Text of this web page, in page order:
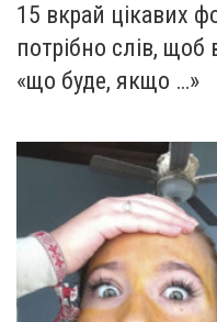
15 вкрай цікавих
потрібно слів, щоб
«що буде, якщо …»